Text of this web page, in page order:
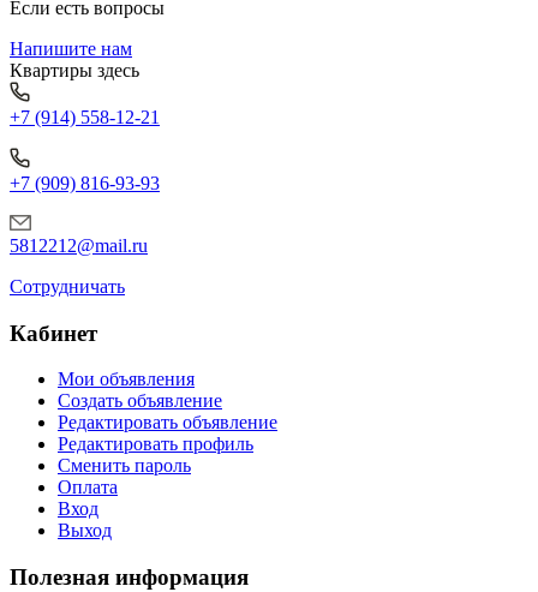
Если есть вопросы
Напишите нам
Квартиры здесь
+7 (914) 558-12-21
+7 (909) 816-93-93
5812212@mail.ru
Сотрудничать
Кабинет
Мои объявления
Создать объявление
Редактировать объявление
Редактировать профиль
Сменить пароль
Оплата
Вход
Выход
Полезная информация